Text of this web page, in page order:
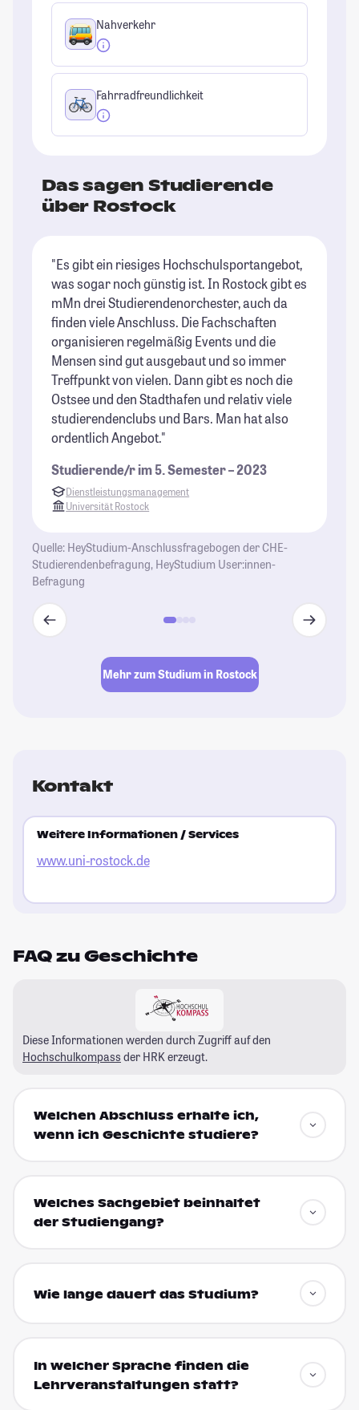
Nahverkehr
Fahrradfreundlichkeit
Das sagen Studierende
über Rostock
"Es gibt ein riesiges Hochschulsportangebot,
was sogar noch günstig ist. In Rostock gibt es
mMn drei Studierendenorchester, auch da
finden viele Anschluss. Die Fachschaften
organisieren regelmäßig Events und die
Mensen sind gut ausgebaut und so immer
Treffpunkt von vielen. Dann gibt es noch die
Ostsee und den Stadthafen und relativ viele
studierendenclubs und Bars. Man hat also
ordentlich Angebot."
Studierende/r im 5. Semester – 2023
Dienstleistungsmanagement
Universität Rostock
Quelle: HeyStudium-Anschlussfragebogen der CHE-
Studierendenbefragung, HeyStudium User:innen-
Befragung
Mehr zum Studium in Rostock
Kontakt
Weitere Informationen / Services
www.uni-rostock.de
FAQ zu Geschichte
Diese Informationen werden durch Zugriff auf den
Hochschulkompass der HRK erzeugt.
Welchen Abschluss erhalte ich,
wenn ich Geschichte studiere?
Welches Sachgebiet beinhaltet
der Studiengang?
Wie lange dauert das Studium?
In welcher Sprache finden die
Lehrveranstaltungen statt?